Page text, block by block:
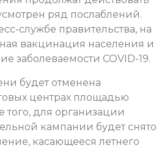
ряд послаблений.
службе правительства, на
вакцинация населения и
заболеваемости COVID-19.
будет отменена
центрах площадью
того, для организации
кампании будет снято
касающееся летнего